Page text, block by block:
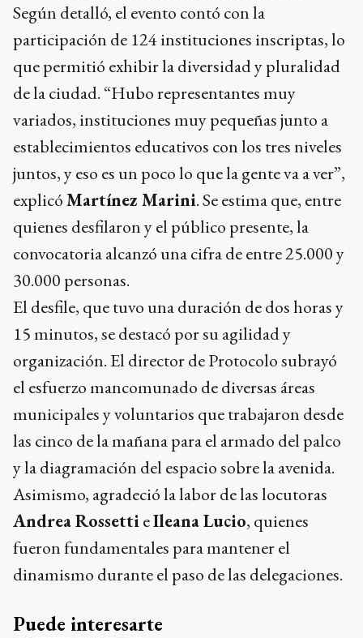
Según detalló, el evento contó con la
participación de 124 instituciones inscriptas, lo
que permitió exhibir la diversidad y pluralidad
de la ciudad. “Hubo representantes muy
variados, instituciones muy pequeñas junto a
establecimientos educativos con los tres niveles
juntos, y eso es un poco lo que la gente va a ver”,
explicóMartínez Marini. Se estima que, entre
quienes desfilaron y el público presente, la
convocatoria alcanzó una cifra de entre 25.000 y
30.000 personas.
El desfile, que tuvo una duración de dos horas y
15 minutos, se destacó por su agilidad y
organización. El director de Protocolo subrayó
el esfuerzo mancomunado de diversas áreas
municipales y voluntarios que trabajaron desde
las cinco de la mañana para el armado del palco
y la diagramación del espacio sobre la avenida.
Asimismo, agradeció la labor de las locutoras
Andrea RossettieIleana Lucio, quienes
fueron fundamentales para mantener el
dinamismo durante el paso de las delegaciones.
Puede interesarte